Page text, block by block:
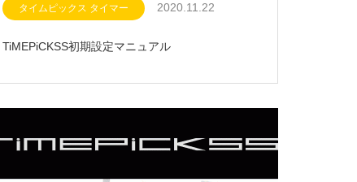
タイムピックス タイマー 2020.11.22
TiMEPiCKSS初期設定マニュアル